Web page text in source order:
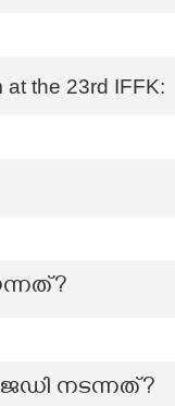
at the 23rd IFFK:
നടന്നത്?